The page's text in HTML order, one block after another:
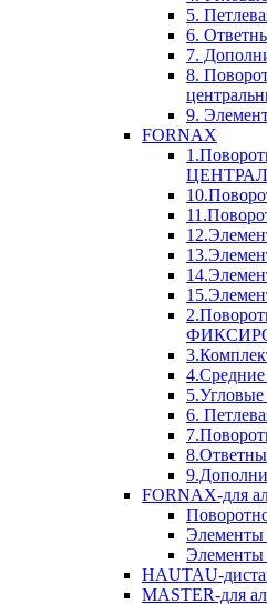
5.
6.
7.
8.
9.
FORNAX
6.
FORNAX-для
Элементы
Элементы
HAUTAU-
MASTER-для